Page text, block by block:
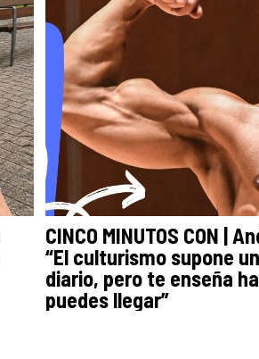
CINCO MINUTOS CON |
“El culturismo supone
diario, pero te enseña
puedes llegar”